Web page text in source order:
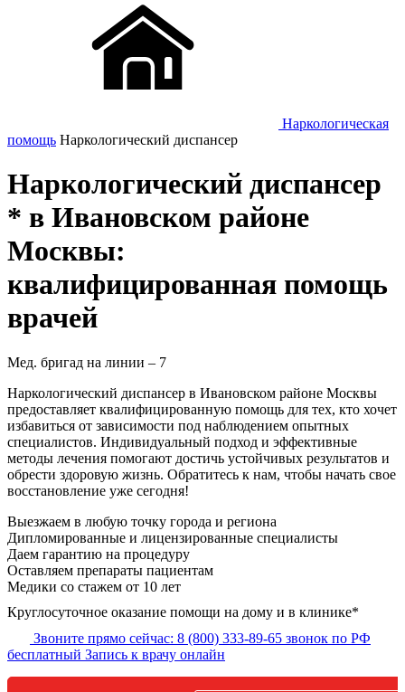
Наркологическая
помощь Наркологический диспансер
Наркологический диспансер
* в Ивановском районе
Москвы:
квалифицированная помощь
врачей
Мед. бригад на линии – 7
Наркологический диспансер в Ивановском районе Москвы
предоставляет квалифицированную помощь для тех, кто хочет
избавиться от зависимости под наблюдением опытных
специалистов. Индивидуальный подход и эффективные
методы лечения помогают достичь устойчивых результатов и
обрести здоровую жизнь. Обратитесь к нам, чтобы начать свое
восстановление уже сегодня!
Выезжаем в любую точку города и региона
Дипломированные и лицензированные специалисты
Даем гарантию на процедуру
Оставляем препараты пациентам
Медики со стажем от 10 лет
Круглосуточное оказание помощи на дому и в клинике*
Звоните прямо сейчас: 8 (800) 333-89-65 звонок по РФ
бесплатный Запись к врачу онлайн